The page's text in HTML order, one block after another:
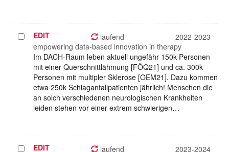
Projekt
auswählen
EDIT laufend
2022-2023
empowering data-based innovation in therapy
Im DACH-Raum leben aktuell ungefähr 150k Personen
mit einer Querschnittlähmung [FÖQ21] und ca. 300k
Personen mit multipler Sklerose [OEM21]. Dazu kommen
etwa 250k Schlaganfallpatienten jährlich! Menschen die
an solch verschiedenen neurologischen Krankheiten
leiden stehen vor einer extrem schwierigen…
ProjektEDIT laufend 2023-2024